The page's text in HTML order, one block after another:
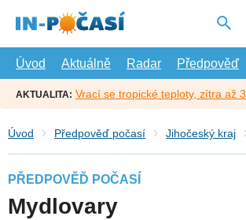
hlavní
Úvod
Aktuálně Radar Předpověď
AKTUALITA: Vrací se tropické teploty, zítra až
Úvod Předpověď počasí Jihočeský kraj
PŘEDPOVĚĎ POČASÍ
Mydlovary